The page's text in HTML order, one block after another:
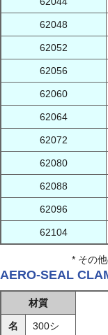
62048
62052
62056
62060
62064
62072
62080
62088
62096
62104
* その
AERO-SEAL
材質
名
300シ